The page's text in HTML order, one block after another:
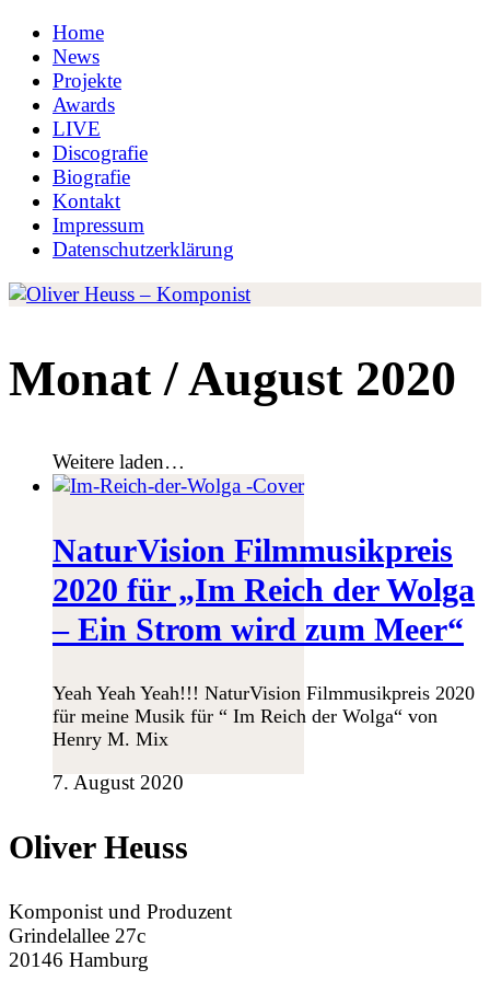
Home
News
Projekte
Awards
LIVE
Discografie
Biografie
Kontakt
Impressum
Datenschutzerklärung
Monat /August 2020
Weitere laden…
NaturVision Filmmusikpreis
2020 für „Im Reich der Wolga
– Ein Strom wird zum Meer“
Yeah Yeah Yeah!!! NaturVision Filmmusikpreis 2020
für meine Musik für “ Im Reich der Wolga“ von
Henry M. Mix
7. August 2020
Oliver Heuss
Komponist und Produzent
Grindelallee 27c
20146 Hamburg